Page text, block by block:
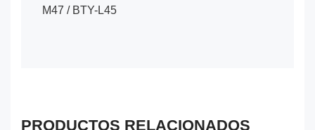
M47 / BTY-L45
PRODUCTOS RELACIONADOS